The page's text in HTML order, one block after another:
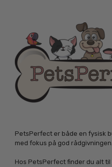
PetsPerfect er både en fysisk
med fokus på god rådgivningen.
Hos PetsPerfect finder du alt